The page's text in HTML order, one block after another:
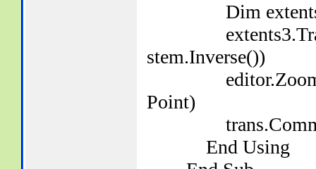
Dim extents3
stem.Inverse())
Point)
End Using